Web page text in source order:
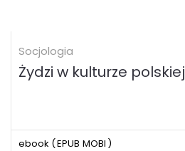
Socjologia
Żydzi w kulturze polskiej
ebook (EPUB MOBI )